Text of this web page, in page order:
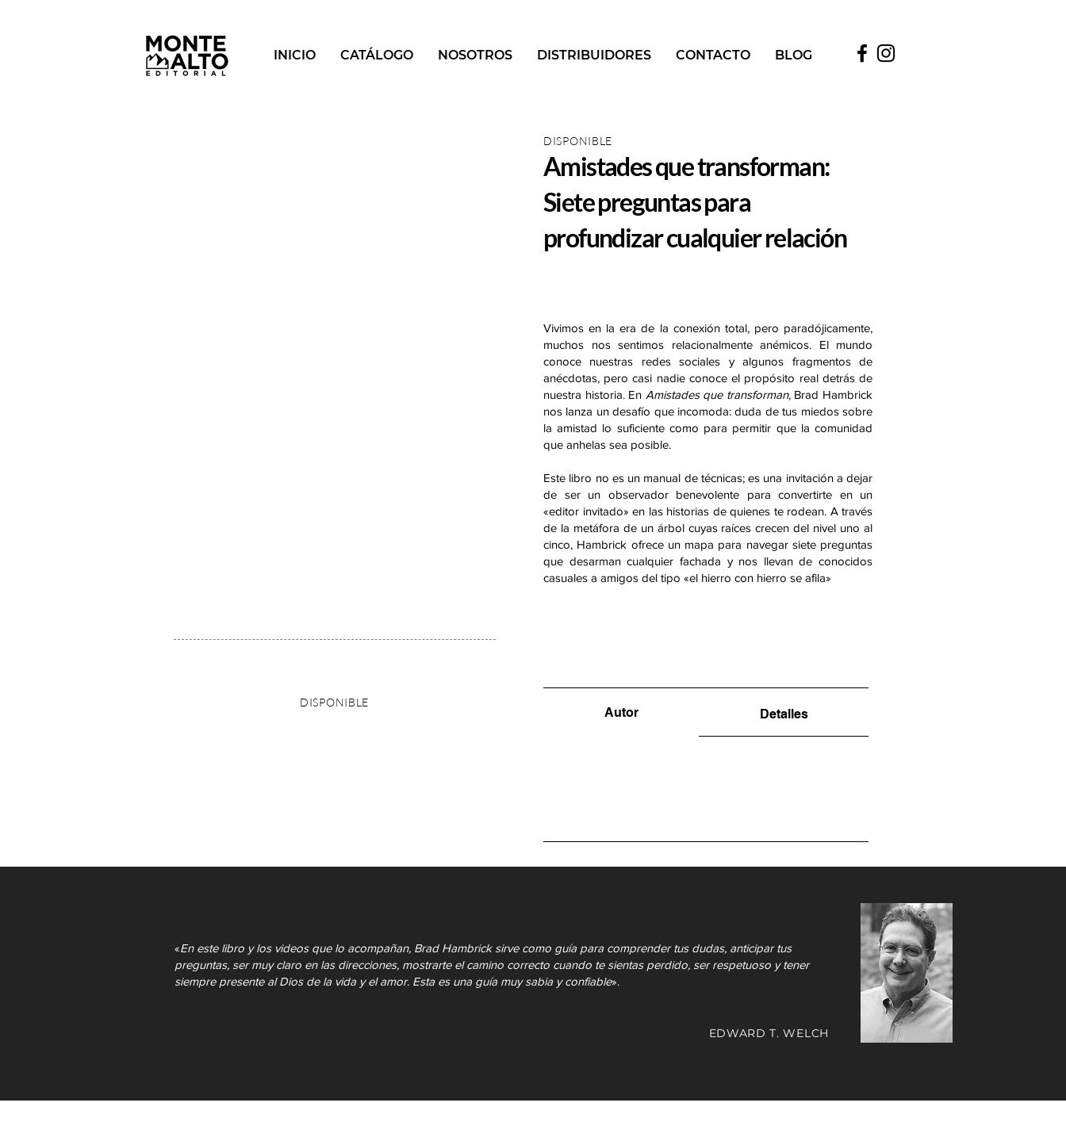
INICIO CATÁLOGO NOSOTROS DISTRIBUIDORES CONTACTO BLOG
DISPONIBLE
DISPONIBLE
Amistades que transforman:
Siete preguntas para
profundizar cualquier relación
Vivimos en la era de la conexión total, pero paradójicamente,
muchos nos sentimos relacionalmente anémicos. El mundo
conoce nuestras redes sociales y algunos fragmentos de
anécdotas, pero casi nadie conoce el propósito real detrás de
nuestra historia. En Amistades que transforman, Brad Hambrick
nos lanza un desafío que incomoda: duda de tus miedos sobre
la amistad lo suficiente como para permitir que la comunidad
que anhelas sea posible.
Este libro no es un manual de técnicas; es una invitación a dejar
de ser un observador benevolente para convertirte en un
«editor invitado» en las historias de quienes te rodean. A través
de la metáfora de un árbol cuyas raíces crecen del nivel uno al
cinco, Hambrick ofrece un mapa para navegar siete preguntas
que desarman cualquier fachada y nos llevan de conocidos
casuales a amigos del tipo «el hierro con hierro se afila»
Autor Detalles
«En este libro y los videos que lo acompañan, Brad Hambrick sirve como guía para comprender tus dudas, anticipar tus
preguntas, ser muy claro en las direcciones, mostrarte el camino correcto cuando te sientas perdido, ser respetuoso y tener
siempre presente al Dios de la vida y el amor. Esta es una guía muy sabia y confiable».
EDWARD T. WELCH